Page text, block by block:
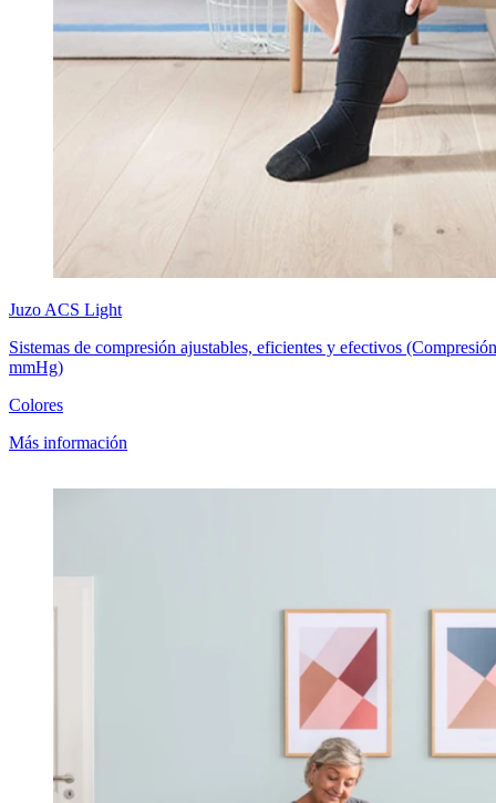
Juzo ACS Light
Sistemas de compresión ajustables, eficientes y efectivos
mmHg)
Colores
Más información